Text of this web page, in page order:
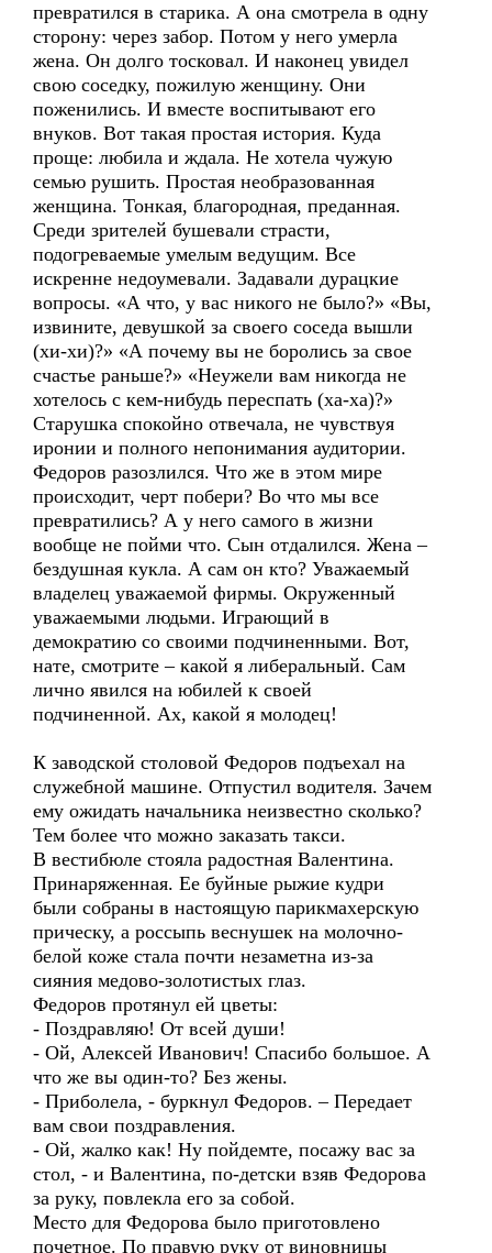
превратился в старика. А она смотрела в одну
сторону: через забор. Потом у него умерла
жена. Он долго тосковал. И наконец увидел
свою соседку, пожилую женщину. Они
поженились. И вместе воспитывают его
внуков. Вот такая простая история. Куда
проще: любила и ждала. Не хотела чужую
семью рушить. Простая необразованная
женщина. Тонкая, благородная, преданная.
Среди зрителей бушевали страсти,
подогреваемые умелым ведущим. Все
искренне недоумевали. Задавали дурацкие
вопросы. «А что, у вас никого не было?» «Вы,
извините, девушкой за своего соседа вышли
(хи-хи)?» «А почему вы не боролись за свое
счастье раньше?» «Неужели вам никогда не
хотелось с кем-нибудь переспать (ха-ха)?»
Старушка спокойно отвечала, не чувствуя
иронии и полного непонимания аудитории.
Федоров разозлился. Что же в этом мире
происходит, черт побери? Во что мы все
превратились? А у него самого в жизни
вообще не пойми что. Сын отдалился. Жена –
бездушная кукла. А сам он кто? Уважаемый
владелец уважаемой фирмы. Окруженный
уважаемыми людьми. Играющий в
демократию со своими подчиненными. Вот,
нате, смотрите – какой я либеральный. Сам
лично явился на юбилей к своей
подчиненной. Ах, какой я молодец!
К заводской столовой Федоров подъехал на
служебной машине. Отпустил водителя. Зачем
ему ожидать начальника неизвестно сколько?
Тем более что можно заказать такси.
В вестибюле стояла радостная Валентина.
Принаряженная. Ее буйные рыжие кудри
были собраны в настоящую парикмахерскую
прическу, а россыпь веснушек на молочно-
белой коже стала почти незаметна из-за
сияния медово-золотистых глаз.
Федоров протянул ей цветы:
- Поздравляю! От всей души!
- Ой, Алексей Иванович! Спасибо большое. А
что же вы один-то? Без жены.
- Приболела, - буркнул Федоров. – Передает
вам свои поздравления.
- Ой, жалко как! Ну пойдемте, посажу вас за
стол, - и Валентина, по-детски взяв Федорова
за руку, повлекла его за собой.
Место для Федорова было приготовлено
почетное. По правую руку от виновницы